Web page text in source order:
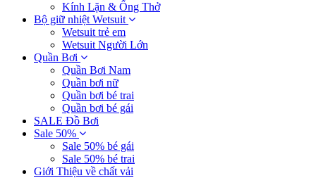
Kính Lặn & Ống Thở
Bộ giữ nhiệt Wetsuit
Wetsuit trẻ em
Wetsuit Người Lớn
Quần Bơi
Quần Bơi Nam
Quần bơi nữ
Quần bơi bé trai
Quần bơi bé gái
SALE Đồ Bơi
Sale 50%
Sale 50% bé gái
Sale 50% bé trai
Giới Thiệu về chất vải